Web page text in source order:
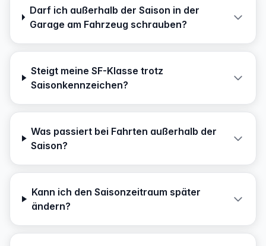
Darf ich außerhalb der Saison in der
Garage am Fahrzeug schrauben?
Steigt meine SF-Klasse trotz
Saisonkennzeichen?
Was passiert bei Fahrten außerhalb der
Saison?
Kann ich den Saisonzeitraum später
ändern?